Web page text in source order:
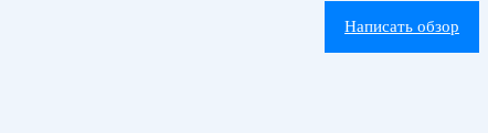
Написать обзор